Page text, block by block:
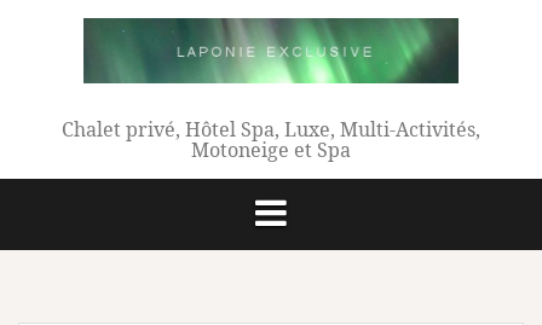
Chalet privé, Hôtel Spa, Luxe, Multi-Activités,
Motoneige et Spa